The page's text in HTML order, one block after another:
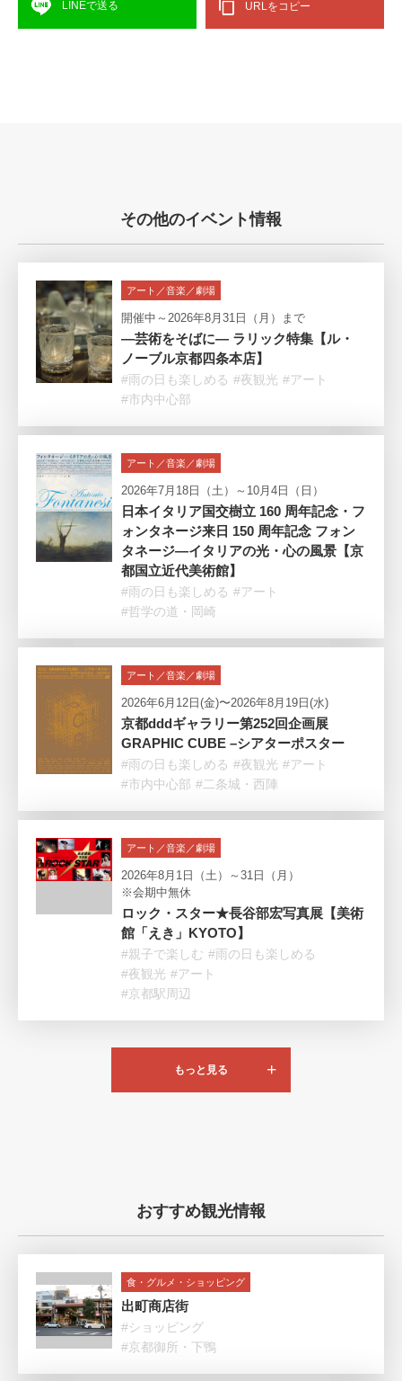
LINEで送る URLをコピー
その他のイベント情報
アート／音楽／劇場
開催中～2026年8月31日（月）まで
―芸術をそばに― ラリック特集【ル・
ノーブル京都四条本店】
#雨の日も楽しめる #夜観光 #アート
#市内中心部
アート／音楽／劇場
2026年7月18日（土）～10月4日（日）
日本イタリア国交樹立 160 周年記念・フ
ォンタネージ来日 150 周年記念 フォン
タネージ—イタリアの光・心の風景【京
都国立近代美術館】
#雨の日も楽しめる #アート
#哲学の道・岡崎
アート／音楽／劇場
2026年6月12日(金)〜2026年8月19日(水)
京都dddギャラリー第252回企画展
GRAPHIC CUBE –シアターポスター
#雨の日も楽しめる #夜観光 #アート
#市内中心部 #二条城・西陣
アート／音楽／劇場
2026年8月1日（土）～31日（月）
※会期中無休
ロック・スター★長谷部宏写真展【美術
館「えき」KYOTO】
#親子で楽しむ #雨の日も楽しめる
#夜観光 #アート
#京都駅周辺
もっと見る
おすすめ観光情報
食・グルメ・ショッピング
出町商店街
#ショッピング
#京都御所・下鴨